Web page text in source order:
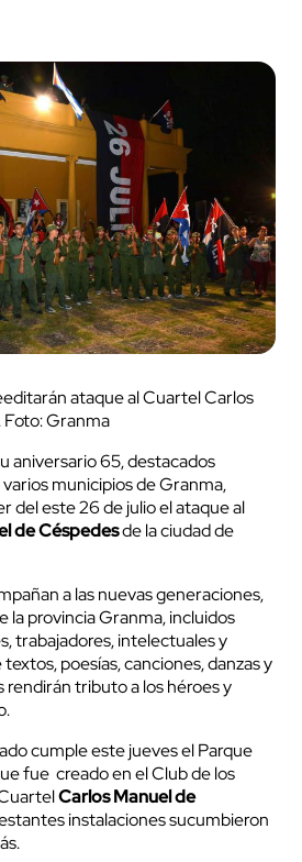
ataque al Cuartel Carlos
Granma
aniversario 65, destacados
municipios de Granma,
del este 26 de julio el ataque al
de Céspedesde la ciudad de
a las nuevas generaciones,
la provincia Granma, incluidos
trabajadores, intelectuales y
poesías, canciones, danzas y
tributo a los héroes y
cumple este jueves el Parque
fue creado en el Club de los
Carlos Manuel de
instalaciones sucumbieron